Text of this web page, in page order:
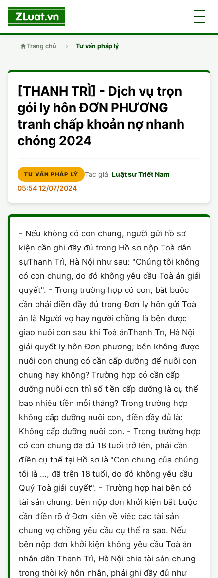
LUẬT SƯ
CHUYÊN VIÊN
TUYỂN DỤNG
DÂN SỰ
DOANH NGHIỆP
GIẤY PHÉP CON
LAO ĐỘNG
SỞ HỮU TRÍ TUỆ
THUẾ - BẢO HIỂM
DÂN SỰ
DOANH NGHIỆP
ĐẤT ĐAI
GIẤY PHÉP CON
HÀNH CHÍNH
HÌNH SỰ
HÔN NHÂN - GIA ĐÌNH
LAO ĐỘNG
SỞ HỮU TRÍ TUỆ
THỪA KẾ - DI CHÚC
THUẾ VÀ KẾ TOÁN
DI CHÚC
ĐĂNG KÝ XE
HÀNH CHÍNH
DOANH NGHIỆP
HỘ KINH DOANH
SỞ HỮU TRÍ TUỆ
LÝ LỊCH TƯ PHÁP
TRÍCH LỤC HỘ TỊCH
CÔNG BỐ SẢN PHẨM
GIẤY PHÉP LAO ĐỘNG
CHỨNG NHẬN HACCP
LY HÔN
ĐẤT ĐAI
HÌNH SỰ
HỢP ĐỒNG
TỐ TỤNG
KHÁC
Trang chủ Tư vấn pháp lý
[THANH TRÌ] - Dịch vụ trọn
gói ly hôn ĐƠN PHƯƠNG
tranh chấp khoản nợ nhanh
chóng 2024
TƯ VẤN PHÁP LÝ Tác giả:Luật sư Triết Nam
05:54 12/07/2024
- Nếu không có con chung, người gửi hồ sơ
kiện cần ghi đầy đủ trong Hồ sơ nộp Toà dân
sựThanh Trì, Hà Nội như sau: "Chúng tôi không
có con chung, do đó không yêu cầu Toà án giải
quyết". - Trong trường hợp có con, bắt buộc
cần phải điền đầy đủ trong Đơn ly hôn gửi Toà
án là Người vợ hay người chồng là bên được
giao nuôi con sau khi Toà ánThanh Trì, Hà Nội
giải quyết ly hôn Đơn phương; bên không được
nuôi con chung có cần cấp dưỡng để nuôi con
chung hay không? Trường hợp có cần cấp
dưỡng nuôi con thì số tiền cấp dưỡng là cụ thể
bao nhiêu tiền mỗi tháng? Trong trường hợp
không cấp dưỡng nuôi con, điền đầy đủ là:
Không cấp dưỡng nuôi con. - Trong trường hợp
có con chung đã đủ 18 tuổi trở lên, phải cần
điền cụ thể tại Hồ sơ là "Con chung của chúng
tôi là …, đã trên 18 tuổi, do đó không yêu cầu
Quý Toà giải quyết". - Trường hợp hai bên có
tài sản chung: bên nộp đơn khởi kiện bắt buộc
cần điền rõ ở Đơn kiện về việc các tài sản
chung vợ chồng yêu cầu cụ thể ra sao. Nếu
bên nộp đơn khởi kiện không yêu cầu Toà án
nhân dân Thanh Trì, Hà Nội chia tài sản chung
trong thời kỳ hôn nhân, phải ghi đầy đủ như